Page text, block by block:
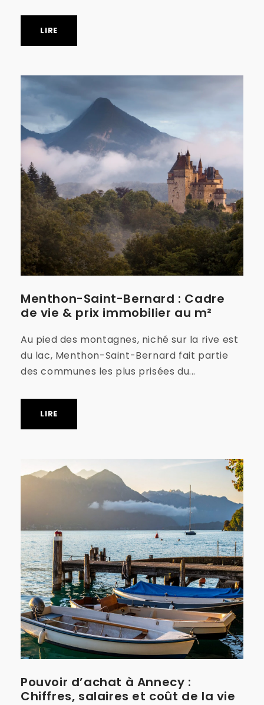
LIRE
Menthon-Saint-Bernard : Cadre
de vie & prix immobilier au m²
Au pied des montagnes, niché sur la rive est
du lac, Menthon-Saint-Bernard fait partie
des communes les plus prisées du...
LIRE
Pouvoir d’achat à Annecy :
Chiffres, salaires et coût de la vie